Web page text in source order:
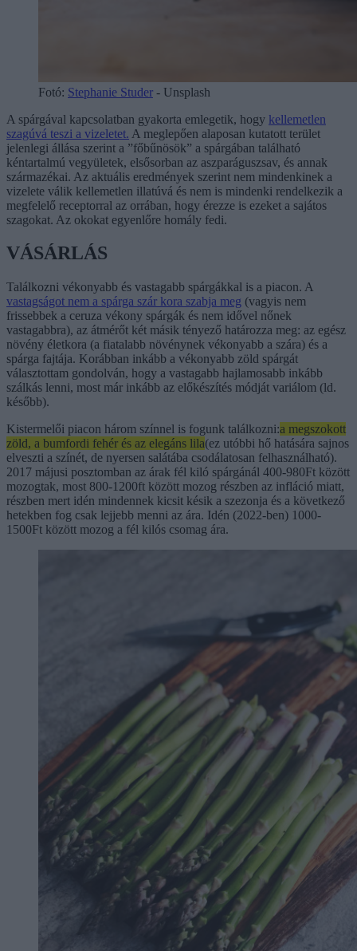
Fotó: Stephanie Studer - Unsplash
A spárgával kapcsolatban gyakorta emlegetik, hogy kellemetlen
szagúvá teszi a vizeletet. A meglepően alaposan kutatott terület
jelenlegi állása szerint a ”főbűnösök” a spárgában található
kéntartalmú vegyületek, elsősorban az aszparáguszsav, és annak
származékai. Az aktuális eredmények szerint nem mindenkinek a
vizelete válik kellemetlen illatúvá és nem is mindenki rendelkezik a
megfelelő receptorral az orrában, hogy érezze is ezeket a sajátos
szagokat. Az okokat egyenlőre homály fedi.
VÁSÁRLÁS
Találkozni vékonyabb és vastagabb spárgákkal is a piacon. A
vastagságot nem a spárga szár kora szabja meg (vagyis nem
frissebbek a ceruza vékony spárgák és nem idővel nőnek
vastagabbra), az átmérőt két másik tényező határozza meg: az egész
növény életkora (a fiatalabb növénynek vékonyabb a szára) és a
spárga fajtája. Korábban inkább a vékonyabb zöld spárgát
választottam gondolván, hogy a vastagabb hajlamosabb inkább
szálkás lenni, most már inkább az előkészítés módját variálom (ld.
később).
Kistermelői piacon három színnel is fogunk találkozni:a megszokott
zöld, a bumfordi fehér és az elegáns lila(ez utóbbi hő hatására sajnos
elveszti a színét, de nyersen salátába csodálatosan felhasználható).
2017 májusi posztomban az árak fél kiló spárgánál 400-980Ft között
mozogtak, most 800-1200ft között mozog részben az infláció miatt,
részben mert idén mindennek kicsit késik a szezonja és a következő
hetekben fog csak lejjebb menni az ára. Idén (2022-ben) 1000-
1500Ft között mozog a fél kilós csomag ára.